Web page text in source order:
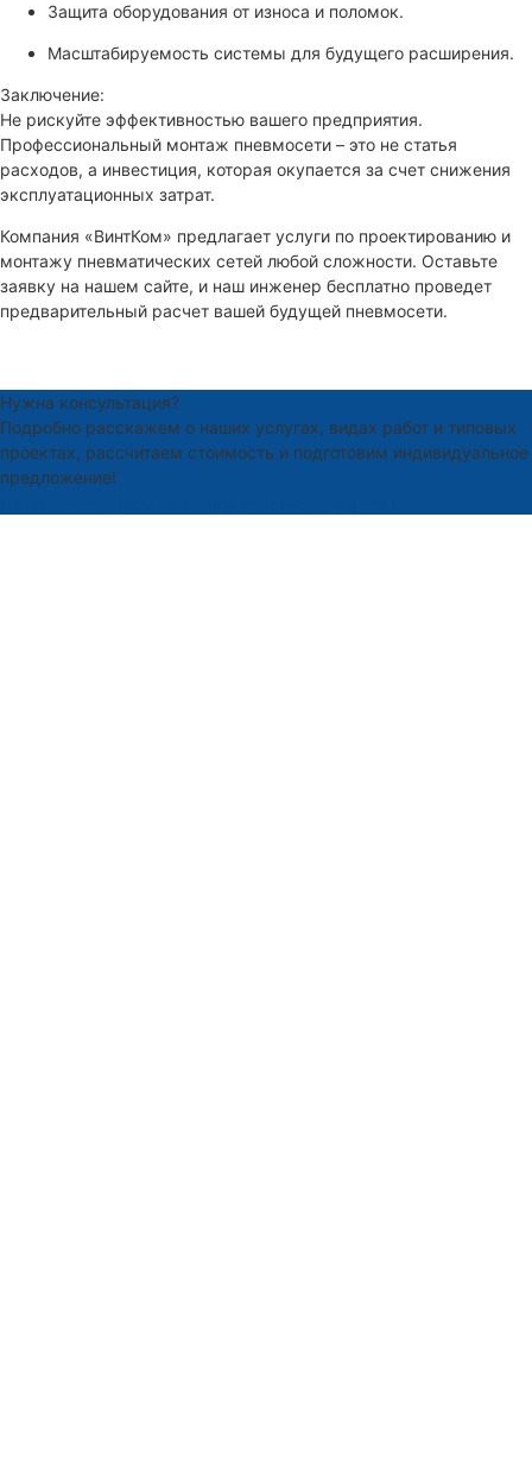
Защита оборудования от износа и поломок.
Масштабируемость системы для будущего расширения.
Заключение:
Не рискуйте эффективностью вашего предприятия.
Профессиональный монтаж пневмосети – это не статья
расходов, а инвестиция, которая окупается за счет снижения
эксплуатационных затрат.
Компания «ВинтКом» предлагает услуги по проектированию и
монтажу пневматических сетей любой сложности. Оставьте
заявку на нашем сайте, и наш инженер бесплатно проведет
предварительный расчет вашей будущей пневмосети.
Нужна консультация?
Подробно расскажем о наших услугах, видах работ и типовых
проектах, рассчитаем стоимость и подготовим индивидуальное
предложение!